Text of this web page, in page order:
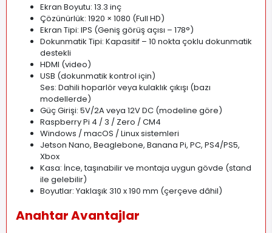
Ekran Boyutu: 13.3 inç
Çözünürlük: 1920 × 1080 (Full HD)
Ekran Tipi: IPS (Geniş görüş açısı – 178°)
Dokunmatik Tipi: Kapasitif – 10 nokta çoklu dokunmatik
destekli
HDMI (video)
USB (dokunmatik kontrol için)
Ses: Dahili hoparlör veya kulaklık çıkışı (bazı
modellerde)
Güç Girişi: 5V/2A veya 12V DC (modeline göre)
Raspberry Pi 4 / 3 / Zero / CM4
Windows / macOS / Linux sistemleri
Jetson Nano, Beaglebone, Banana Pi, PC, PS4/PS5,
Xbox
Kasa: İnce, taşınabilir ve montaja uygun gövde (stand
ile gelebilir)
Boyutlar: Yaklaşık 310 x 190 mm (çerçeve dâhil)
Anahtar Avantajlar